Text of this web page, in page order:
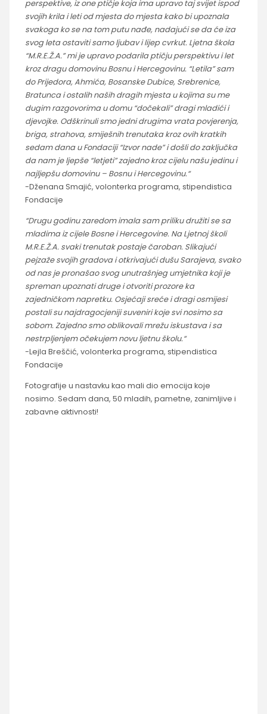
perspektive, iz one ptičje koja ima upravo taj svijet ispod
svojih krila i leti od mjesta do mjesta kako bi upoznala
svakoga ko se na tom putu nađe, nadajući se da će iza
svog leta ostaviti samo ljubav i lijep cvrkut. Ljetna škola
“M.R.E.Ž.A.” mi je upravo podarila ptičju perspektivu i let
kroz dragu domovinu Bosnu i Hercegovinu. “Letila” sam
do Prijedora, Ahmića, Bosanske Dubice, Srebrenice,
Bratunca i ostalih naših dragih mjesta u kojima su me
dugim razgovorima u domu “dočekali” dragi mladići i
djevojke. Odškrinuli smo jedni drugima vrata povjerenja,
briga, strahova, smiješnih trenutaka kroz ovih kratkih
sedam dana u Fondaciji “Izvor nade” i došli do zaključka
da nam je ljepše “letjeti” zajedno kroz cijelu našu jedinu i
najljepšu domovinu – Bosnu i Hercegovinu.“
-Dženana Smajić, volonterka programa, stipendistica
Fondacije
“Drugu godinu zaredom imala sam priliku družiti se sa
mladima iz cijele Bosne i Hercegovine. Na Ljetnoj školi
M.R.E.Ž.A. svaki trenutak postaje čaroban. Slikajući
pejzaže svojih gradova i otkrivajući dušu Sarajeva, svako
od nas je pronašao svog unutrašnjeg umjetnika koji je
spreman upoznati druge i otvoriti prozore ka
zajedničkom napretku. Osjećaji sreće i dragi osmijesi
postali su najdragocjeniji suveniri koje svi nosimo sa
sobom. Zajedno smo oblikovali mrežu iskustava i sa
nestrpljenjem očekujem novu ljetnu školu.“
-Lejla Breščić, volonterka programa, stipendistica
Fondacije
Fotografije u nastavku kao mali dio emocija koje
nosimo. Sedam dana, 50 mladih, pametne, zanimljive i
zabavne aktivnosti!